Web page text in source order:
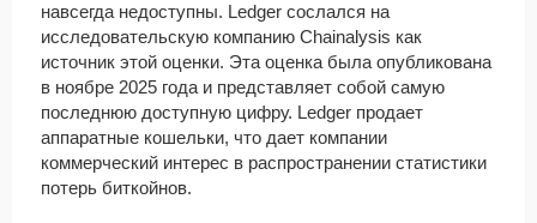
навсегда недоступны. Ledger сослался на
исследовательскую компанию Chainalysis как
источник этой оценки. Эта оценка была опубликована
в ноябре 2025 года и представляет собой самую
последнюю доступную цифру. Ledger продает
аппаратные кошельки, что дает компании
коммерческий интерес в распространении статистики
потерь биткойнов.